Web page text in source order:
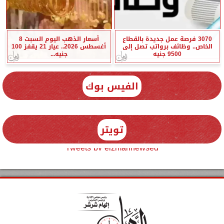
3070 فرصة عمل جديدة بالقطاع
الخاص.. وظائف برواتب تصل إلى
9500 جنيه
أسعار الذهب اليوم السبت 8
أغسطس 2026.. عيار 21 يقفز 100
جنيه...
الفيس بوك
تويتر
Tweets by elzmannewseg